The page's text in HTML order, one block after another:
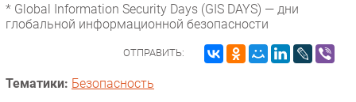
* Global Information Security Days (GIS DAYS) — дни
глобальной информационной безопасности
ОТПРАВИТЬ:
Тематики: Безопасность